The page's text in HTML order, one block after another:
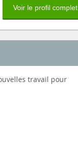
Voir le profil complet
travail pour